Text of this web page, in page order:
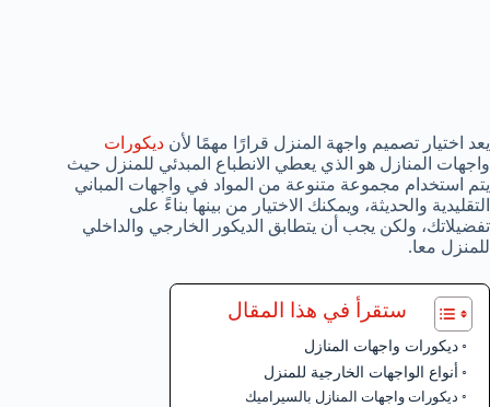
يعد اختيار تصميم واجهة المنزل قرارًا مهمًا لأن ديكورات
واجهات المنازل هو الذي يعطي الانطباع المبدئي للمنزل حيث
يتم استخدام مجموعة متنوعة من المواد في واجهات المباني
التقليدية والحديثة، ويمكنك الاختيار من بينها بناءً على
تفضيلاتك، ولكن يجب أن يتطابق الديكور الخارجي والداخلي
للمنزل معا.
ستقرأ في هذا المقال
ديكورات واجهات المنازل
أنواع الواجهات الخارجية للمنزل
ديكورات واجهات المنازل بالسيراميك